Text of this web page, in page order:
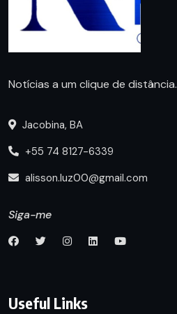
Notícias a um clique de distância.
Jacobina, BA
+55 74 8127-6339
alisson.luz00@gmail.com
Siga-me
Useful Links